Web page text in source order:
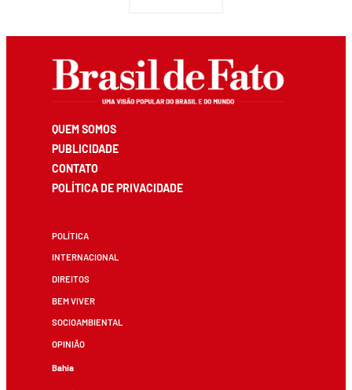
QUEM SOMOS
PUBLICIDADE
CONTATO
POLÍTICA DE PRIVACIDADE
POLÍTICA
INTERNACIONAL
DIREITOS
BEM VIVER
SOCIOAMBIENTAL
OPINIÃO
Bahia